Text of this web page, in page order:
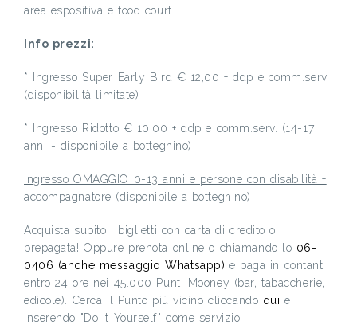
area espositiva e food court.
Info prezzi:
* Ingresso Super Early Bird € 12,00 + ddp e comm.serv.
(disponibilità limitate)
* Ingresso Ridotto € 10,00 + ddp e comm.serv. (14-17
anni - disponibile a botteghino)
Ingresso OMAGGIO 0-13 anni e persone con disabilità +
accompagnatore (disponibile a botteghino)
Acquista subito i biglietti con carta di credito o
prepagata! Oppure prenota online o chiamando lo 06-
0406 (anche messaggio Whatsapp) e paga in contanti
entro 24 ore nei 45.000 Punti Mooney (bar, tabaccherie,
edicole). Cerca il Punto più vicino cliccando qui e
inserendo "Do It Yourself" come servizio.